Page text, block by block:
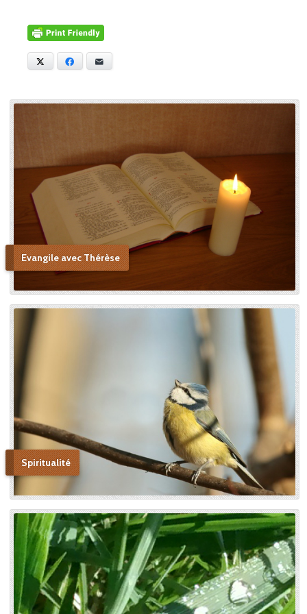
centrale, tant elle la chérissait
Sainte Vierge : « Si je n’ai
point vu le modèle, j’aime à
me persuader que j’ai vu la
copie. » Après sa mort, c’est
Céline qui plaida sa cause en
canonisation en défendant
au procès ecclésiastique sa «
petite voie » si novatrice : « Ce
autels, mais l’instrument dont
le bon Dieu s’était servi pour
montrer aux âmes “la voie de
l’enfance spirituelle” afin qu’il
produise tout l’effet pour
lequel il avait été créé. » En
promulguant le décret sur
l’héroïcité des vertus de
Thérèse, le pape Benoît XV
saluera cette « voie de la
confiance et de l’abandon ».
Bonne lecture pour aller de
découvertes en découvertes.
« Autobiographie de la sœur
et novice de la Petite
Thérèse. Histoire d’un tison
arraché du feu. » Edition du
Carmel. 386 pages. 20 Euros
Facebook
Evangile avec Thérèse
Spiritualité